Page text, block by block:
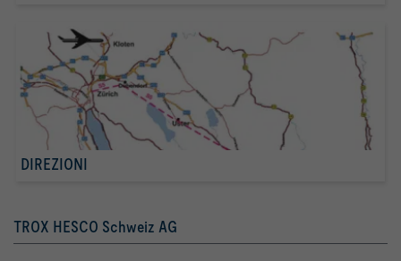
DIREZIONI
TROX HESCO Schweiz AG